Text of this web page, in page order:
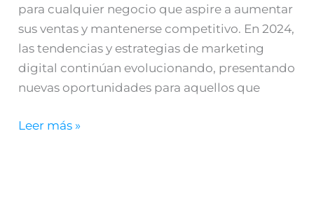
para cualquier negocio que aspire a aumentar
sus ventas y mantenerse competitivo. En 2024,
las tendencias y estrategias de marketing
digital continúan evolucionando, presentando
nuevas oportunidades para aquellos que
Leer más »